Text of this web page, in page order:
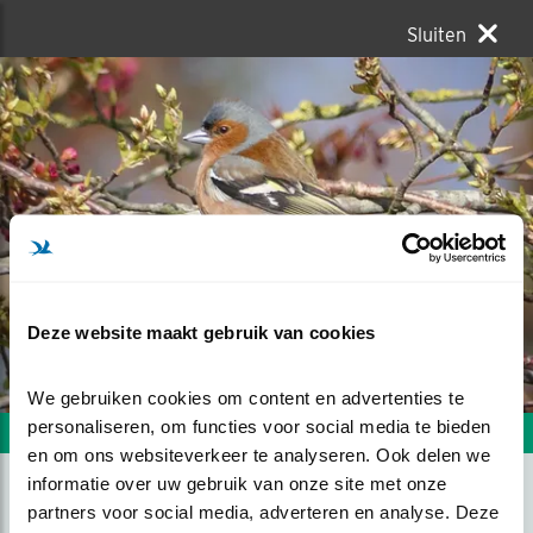
Deze website maakt gebruik van cookies
We gebruiken cookies om content en advertenties te
personaliseren, om functies voor social media te bieden
en om ons websiteverkeer te analyseren. Ook delen we
informatie over uw gebruik van onze site met onze
partners voor social media, adverteren en analyse. Deze
Sluiten
Volgende foto Vorige foto